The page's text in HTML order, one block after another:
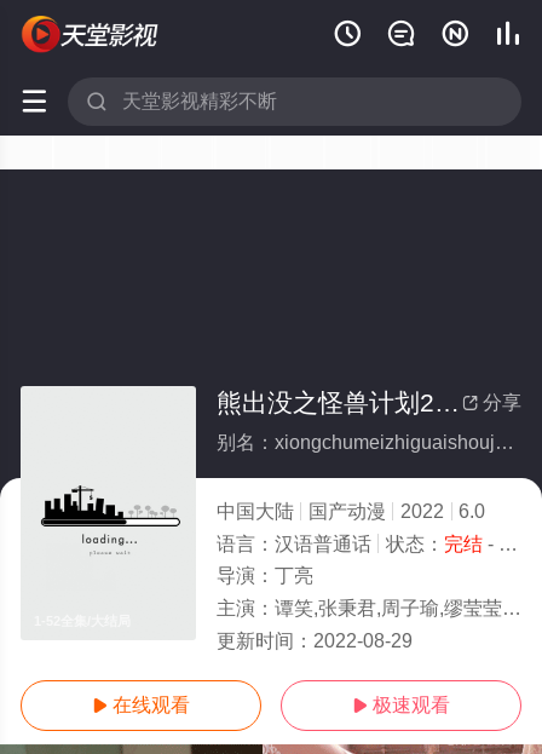
   
 
 分享
熊出没之怪兽计划2(全集)
别名：xiongchumeizhiguaishoujihua2
中国大陆 国产动漫 2022
6.0
语言： 汉语普通话 状态： 完结- 免费在线观看
导演： 丁亮
主演： 谭笑,张秉君,周子瑜,缪莹莹,李家耀
更新时间： 2022-08-29
 在线观看  极速观看